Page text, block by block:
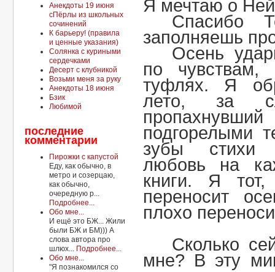
Анекдоты 19 июня
сПёрлы из школьных
сочинений
К барьеру! (правила
и ценные указания)
Солянка с куриными
сердечками
Десерт с клубникой
Возьми меня за руку
Анекдоты 18 июня
Бзик
Любимой
последние
комментарии
Пирожки с капустой
Еду, как обычно, в
метро и созерцаю,
как обычно,
очередную р...
Подробнее...
Обо мне...
И ещё это БЖ... Жили
были БЖ и БМ))) А
слова автора про
шлюх... Подробнее...
Обо мне...
"Я познакомился со
Я мечтаю о
Спасибо
заполняешь
Осень
по
туфлях. Я
лето, за
подгорелыми
зубы стихи
любовь на
книги. Я
переносит
плохо
Сколько
мне? В эту